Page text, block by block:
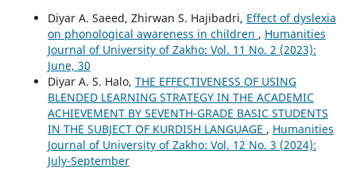
Diyar A. Saeed, Zhirwan S. Hajibadri, Effect of dyslexia
on phonological awareness in children , Humanities
Journal of University of Zakho: Vol. 11 No. 2 (2023):
June, 30
Diyar A. S. Halo, THE EFFECTIVENESS OF USING
BLENDED LEARNING STRATEGY IN THE ACADEMIC
ACHIEVEMENT BY SEVENTH-GRADE BASIC STUDENTS
IN THE SUBJECT OF KURDISH LANGUAGE , Humanities
Journal of University of Zakho: Vol. 12 No. 3 (2024):
July-September